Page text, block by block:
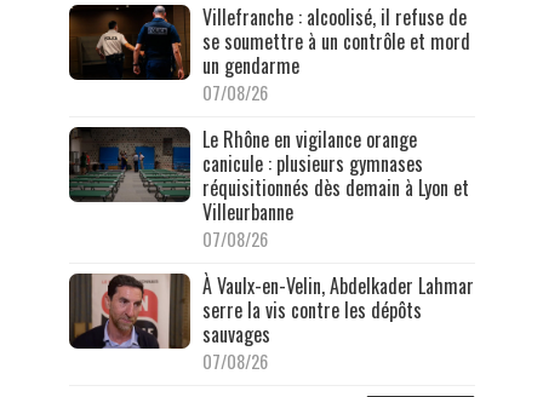
Villefranche : alcoolisé, il refuse de
se soumettre à un contrôle et mord
un gendarme
07/08/26
Le Rhône en vigilance orange
canicule : plusieurs gymnases
réquisitionnés dès demain à Lyon et
Villeurbanne
07/08/26
À Vaulx-en-Velin, Abdelkader Lahmar
serre la vis contre les dépôts
sauvages
07/08/26